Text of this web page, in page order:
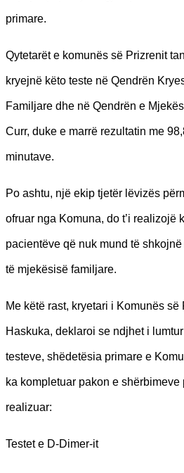
primare.
Qytetarët e komunës së Prizrenit
kryejnë këto teste në Qendrën
Familjare dhe në Qendrën e
Curr, duke e marrë rezultatin me
minutave.
Po ashtu, një ekip tjetër lëvizës
ofruar nga Komuna, do t’i realizojë
pacientëve që nuk mund të
të mjekësisë familjare.
Me këtë rast, kryetari i Komunës së
Haskuka, deklaroi se ndjhet i
testeve, shëdetësia primare e
ka kompletuar pakon e
realizuar:
Testet e D-Dimer-it